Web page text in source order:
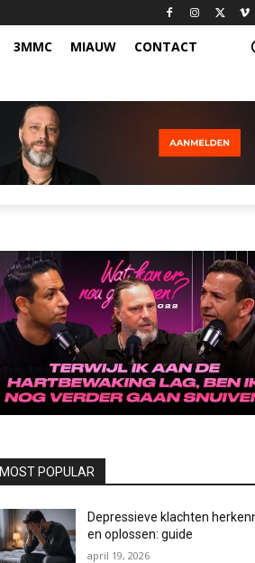
3MMC MIAUW CONTACT
MOST POPULAR
Depressieve klachten
en oplossen: guide
april 19, 2026